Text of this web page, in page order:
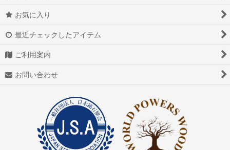
お気に入り
最近チェックしたアイテム
ご利用案内
お問い合わせ